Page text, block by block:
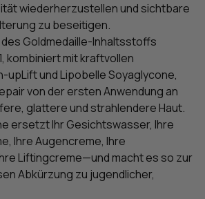
wiederherzustellen und sichtbare
zu beseitigen.
Goldmedaille-Inhaltsstoffs
kombiniert mit kraftvollen
upLift und Lipobelle Soyaglycone,
von der ersten Anwendung an
glattere und strahlendere Haut.
ersetzt Ihr Gesichtswasser, Ihre
Ihre Augencreme, Ihre
Liftingcreme—und macht es so zur
Abkürzung zu jugendlicher,